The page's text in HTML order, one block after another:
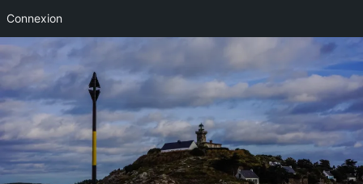
Connexion